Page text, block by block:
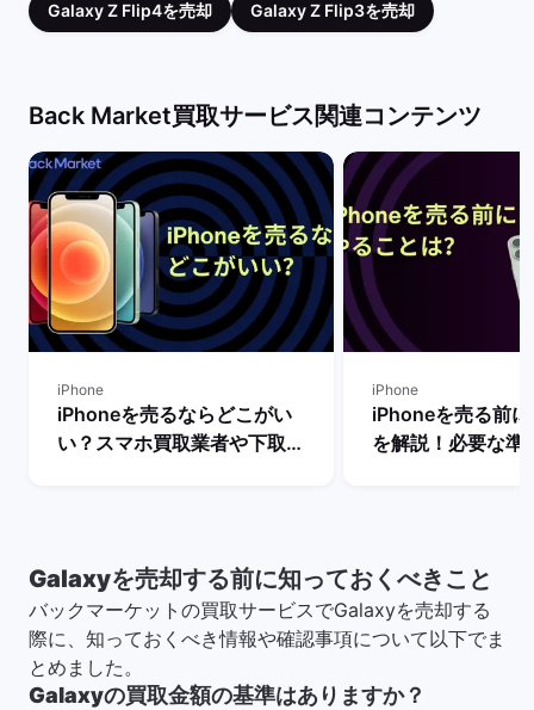
Galaxy Z Flip4を売却 Galaxy Z Flip3を売却
Back Market買取サービス関連コンテンツ
iPhone
iPhoneを売るならどこがい
い？スマホ買取業者や下取り
iPhone
iPhoneを売る前
を解説！必要な準
Galaxyを売却する前に知っておくべきこと
バックマーケットの買取サービスでGalaxyを売却する
際に、知っておくべき情報や確認事項について以下でま
とめました。
Galaxyの買取金額の基準はありますか？